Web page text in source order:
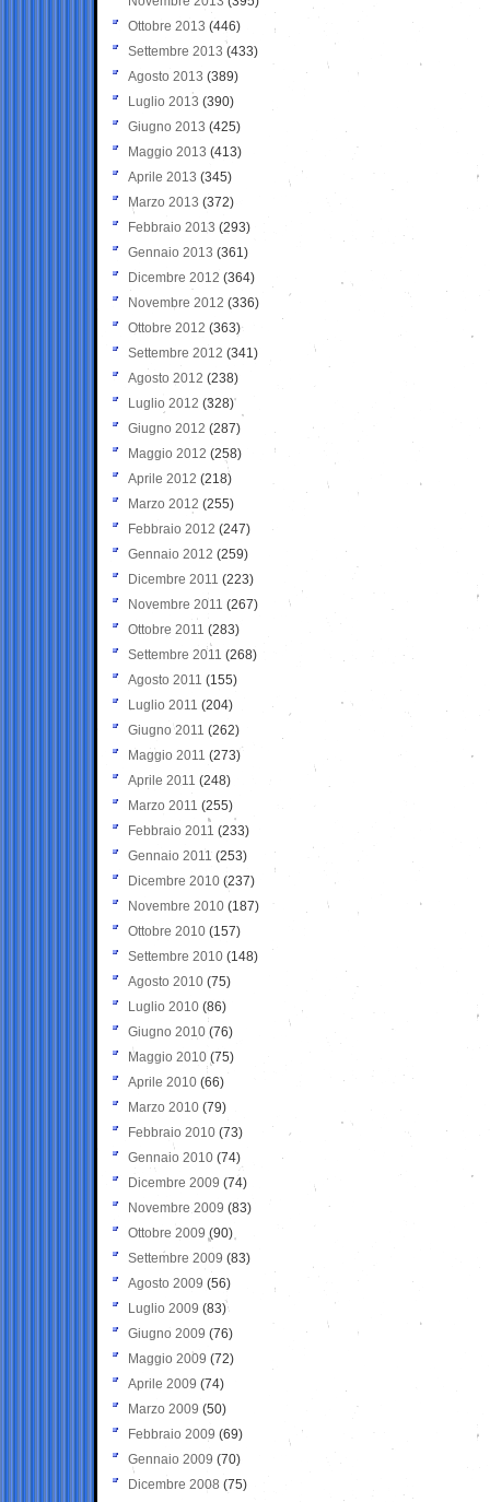
Ottobre 2013 (446)
Settembre 2013 (433)
Agosto 2013 (389)
Luglio 2013 (390)
Giugno 2013 (425)
Maggio 2013 (413)
Aprile 2013 (345)
Marzo 2013 (372)
Febbraio 2013 (293)
Gennaio 2013 (361)
Dicembre 2012 (364)
Novembre 2012 (336)
Ottobre 2012 (363)
Settembre 2012 (341)
Agosto 2012 (238)
Luglio 2012 (328)
Giugno 2012 (287)
Maggio 2012 (258)
Aprile 2012 (218)
Marzo 2012 (255)
Febbraio 2012 (247)
Gennaio 2012 (259)
Dicembre 2011 (223)
Novembre 2011 (267)
Ottobre 2011 (283)
Settembre 2011 (268)
Agosto 2011 (155)
Luglio 2011 (204)
Giugno 2011 (262)
Maggio 2011 (273)
Aprile 2011 (248)
Marzo 2011 (255)
Febbraio 2011 (233)
Gennaio 2011 (253)
Dicembre 2010 (237)
Novembre 2010 (187)
Ottobre 2010 (157)
Settembre 2010 (148)
Agosto 2010 (75)
Luglio 2010 (86)
Giugno 2010 (76)
Maggio 2010 (75)
Aprile 2010 (66)
Marzo 2010 (79)
Febbraio 2010 (73)
Gennaio 2010 (74)
Dicembre 2009 (74)
Novembre 2009 (83)
Ottobre 2009 (90)
Settembre 2009 (83)
Agosto 2009 (56)
Luglio 2009 (83)
Giugno 2009 (76)
Maggio 2009 (72)
Aprile 2009 (74)
Marzo 2009 (50)
Febbraio 2009 (69)
Gennaio 2009 (70)
Dicembre 2008 (75)